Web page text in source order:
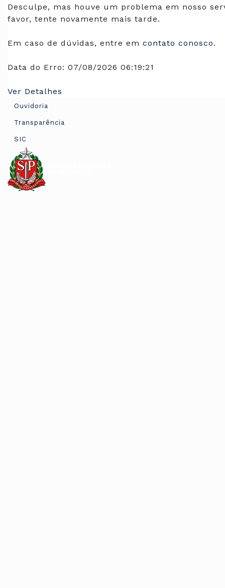
Desculpe, mas houve um problema em nosso
favor, tente novamente mais tarde.
Em caso de dúvidas, entre em contato conosco.
Data do Erro: 07/08/2026 06:19:21
Ver Detalhes
Ouvidoria
Transparência
SIC